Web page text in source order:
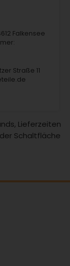
Falkensee
Straße 11
Lieferzeiten
Schaltfläche